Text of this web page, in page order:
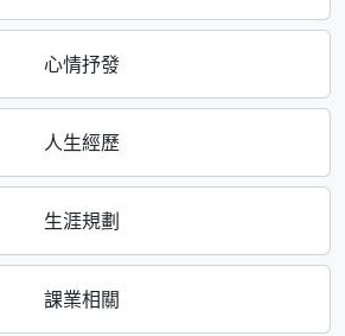
心情抒發
人生經歷
生涯規劃
課業相關